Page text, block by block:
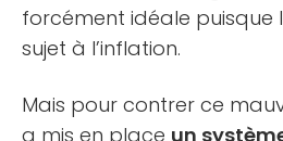
forcément idéale puisque
sujet à l’inflation.
Mais pour contrer ce
a mis en place un